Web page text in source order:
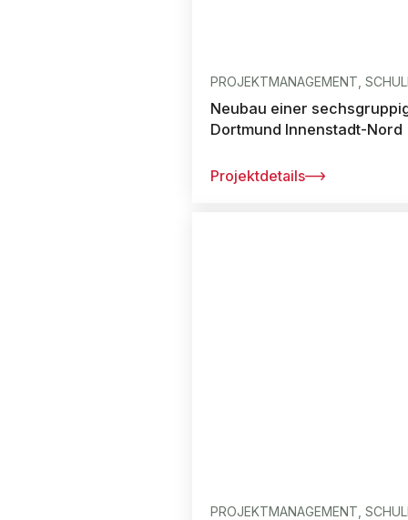
PROJEKTMANAGEMENT,
Neubau einer
Dortmund Innenstadt-Nord
Projektdetails
PROJEKTMANAGEMENT,